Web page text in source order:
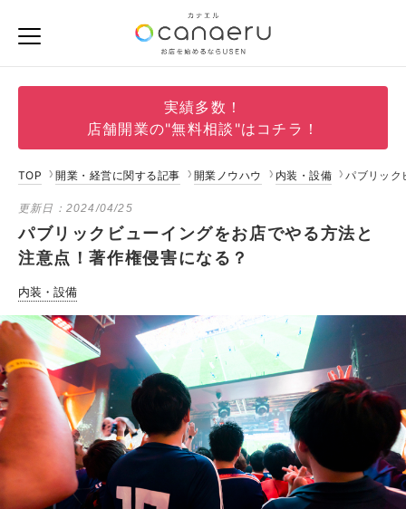
実績多数！
店舗開業の"無料相談"はコチラ！
TOP 開業・経営に関する記事 開業ノウハウ 内装・設備 パブリック
更新日： 2024/04/25
パブリックビューイングをお店でやる方法と
注意点！著作権侵害になる？
内装・設備